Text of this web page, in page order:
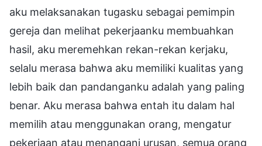
aku melaksanakan tugasku sebagai pemimpin
gereja dan melihat pekerjaanku membuahkan
hasil, aku meremehkan rekan-rekan kerjaku,
selalu merasa bahwa aku memiliki kualitas yang
lebih baik dan pandanganku adalah yang paling
benar. Aku merasa bahwa entah itu dalam hal
memilih atau menggunakan orang, mengatur
pekerjaan atau menangani urusan, semua orang